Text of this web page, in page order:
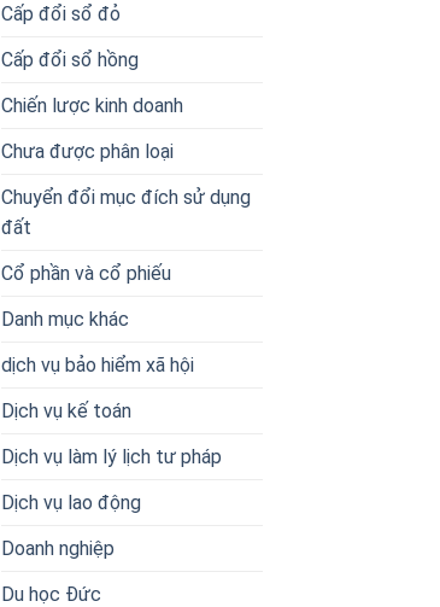
Cấp đổi sổ đỏ
Cấp đổi sổ hồng
Chiến lược kinh doanh
Chưa được phân loại
Chuyển đổi mục đích sử dụng
đất
Cổ phần và cổ phiếu
Danh mục khác
dịch vụ bảo hiểm xã hội
Dịch vụ kế toán
Dịch vụ làm lý lịch tư pháp
Dịch vụ lao động
Doanh nghiệp
Du học Đức